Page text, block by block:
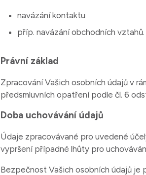
navázání kontaktu
příp. navázání obchodních vztahů.
Právní základ
Zpracování Vašich osobních údajů v
předsmluvních opatření podle čl. 6
Doba uchovávání údajů
Údaje zpracovávané pro uvedené
vypršení případné lhůty pro
Bezpečnost Vašich osobních údajů je